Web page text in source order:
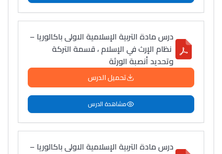
درس مادة التربية الإسلامية الاولى باكالوريا –
نظام الإرث في الإسلام ، قسمة التركة
وتحديد أنصبة الورثة
تحميل الدرس
مشاهدة الدرس
درس مادة التربية الإسلامية الاولى باكالوريا –